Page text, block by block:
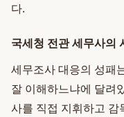
다.
국세청 전관 세무사의
세무조사 대응의 성패
잘 이해하느냐에 달려
사를 직접 지휘하고